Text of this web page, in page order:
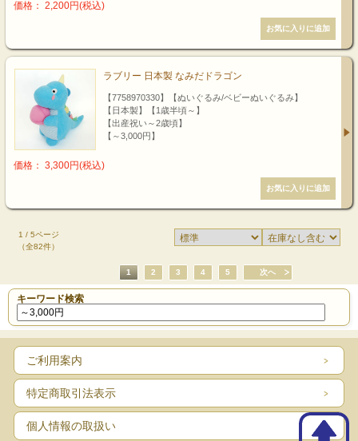
価格： 2,200円(税込)
ラブリー 日本製 なみだドラゴン
【7758970330】【ぬいぐるみ/ベビーぬいぐるみ】
【日本製】【1歳半頃～】
【出産祝い～2歳頃】
【～3,000円】
価格： 3,300円(税込)
1 / 5ページ
（全82件）
1 2 3 4 5 次へ
キーワード検索
ご利用案内
特定商取引法表示
個人情報の取扱い